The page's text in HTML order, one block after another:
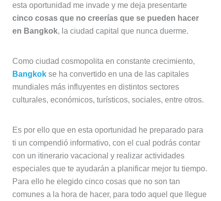
esta oportunidad me invade y me deja presentarte
cinco cosas que no creerías que se pueden hacer
en Bangkok, la ciudad capital que nunca duerme.
Como ciudad cosmopolita en constante crecimiento,
Bangkokse ha convertido en una de las capitales
mundiales más influyentes en distintos sectores
culturales, económicos, turísticos, sociales, entre otros.
Es por ello que en esta oportunidad he preparado para
ti un compendió informativo, con el cual podrás contar
con un itinerario vacacional y realizar actividades
especiales que te ayudarán a planificar mejor tu tiempo.
Para ello he elegido cinco cosas que no son tan
comunes a la hora de hacer, para todo aquel que llegue